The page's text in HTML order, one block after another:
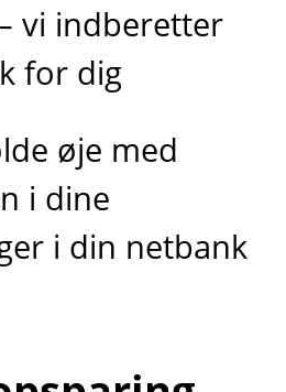
vi indberetter
for dig
øje med
i dine
i din netbank